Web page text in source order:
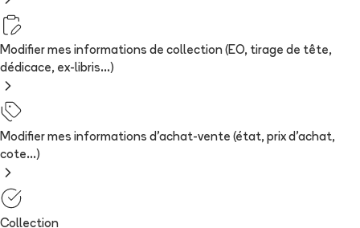
Modifier mes informations de collection (EO, tirage de tête,
dédicace, ex-libris...)
Modifier mes informations d'achat-vente (état, prix d'achat,
cote...)
Collection